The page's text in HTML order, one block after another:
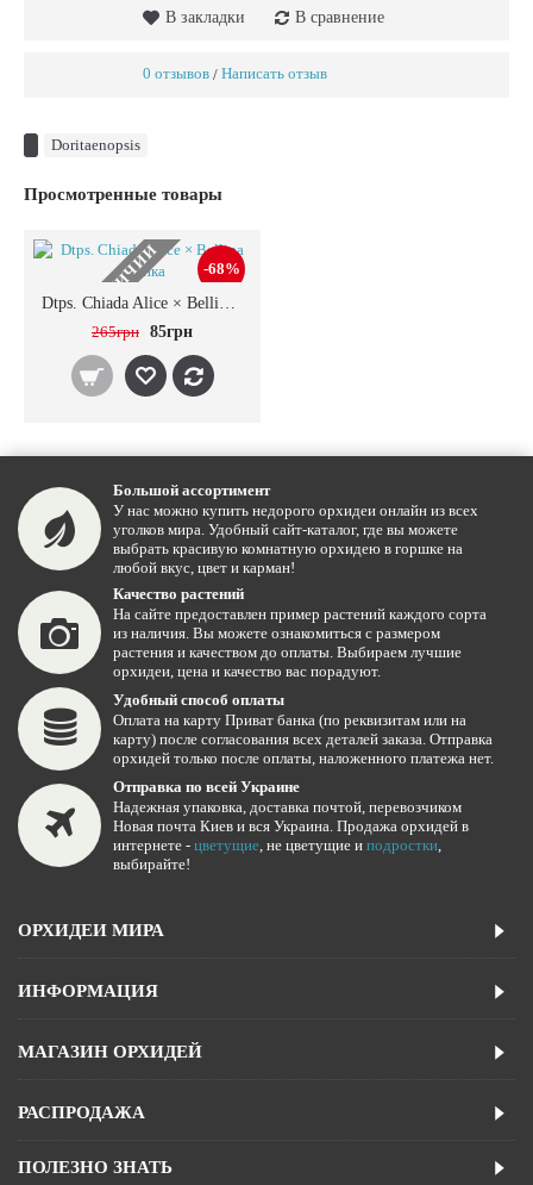
В закладки В сравнение
0 отзывов / Написать отзыв
Doritaenopsis
Просмотренные товары
-68%
НЕТ В НАЛИЧИИ
Dtps. Chiada Alice × Bellina уценка
265грн 85грн
Большой ассортимент
У нас можно купить недорого орхидеи онлайн из всех
уголков мира. Удобный сайт-каталог, где вы можете
выбрать красивую комнатную орхидею в горшке на
любой вкус, цвет и карман!
Качество растений
На сайте предоставлен пример растений каждого сорта
из наличия. Вы можете ознакомиться с размером
растения и качеством до оплаты. Выбираем лучшие
орхидеи, цена и качество вас порадуют.
Удобный способ оплаты
Оплата на карту Приват банка (по реквизитам или на
карту) после согласования всех деталей заказа. Отправка
орхидей только после оплаты, наложенного платежа нет.
Отправка по всей Украине
Надежная упаковка, доставка почтой, перевозчиком
Новая почта Киев и вся Украина. Продажа орхидей в
интернете - цветущие, не цветущие и подростки,
выбирайте!
ОРХИДЕИ МИРА
ИНФОРМАЦИЯ
МАГАЗИН ОРХИДЕЙ
РАСПРОДАЖА
ПОЛЕЗНО ЗНАТЬ